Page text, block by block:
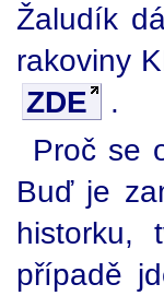
Žaludík
rakoviny
ZDE
.
Proč se
Buď je
historku,
případě